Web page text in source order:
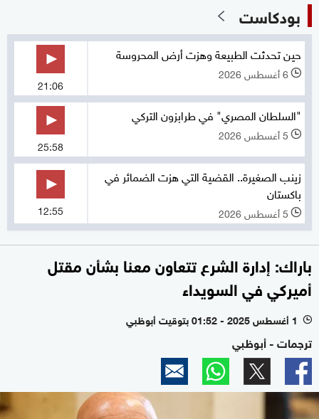
بودكاست
حين تحدثت الطبيعة وهزت أرض المحروسة
l 6 أغسطس 2026
21:06
"السلطان المصري" في طرابزون التركي
l 5 أغسطس 2026
25:58
زينب الصغيرة.. القضية التي هزت الضمائر في
باكستان
l 5 أغسطس 2026 12:55
باراك: إدارة الشرع تتعاون معنا بشأن مقتل
أميركي في السويداء
l 1 أغسطس 2025 - 01:52 بتوقيت أبوظبي
ترجمات - أبوظبي